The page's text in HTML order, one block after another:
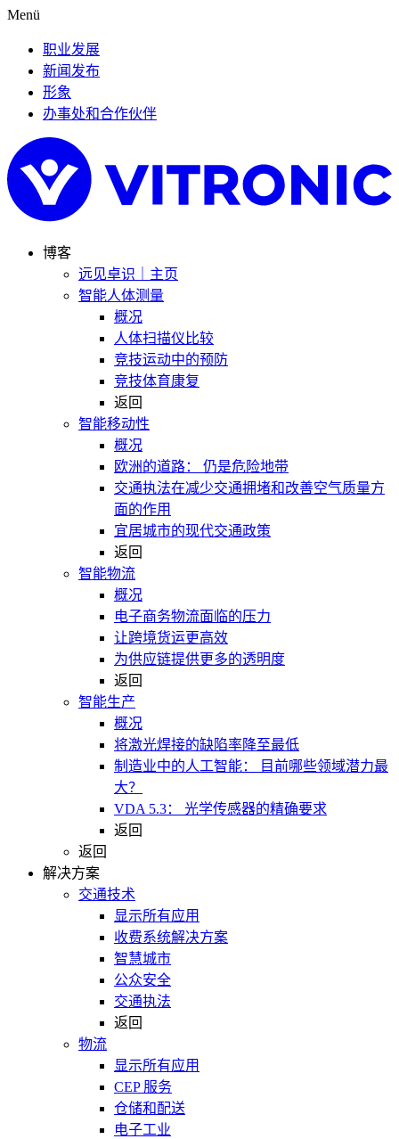
Menü
职业发展
新闻发布
形象
办事处和合作伙伴
博客
远见卓识｜主页
智能人体测量
概况
人体扫描仪比较
竞技运动中的预防
竞技体育康复
返回
智能移动性
概况
欧洲的道路： 仍是危险地带
交通执法在减少交通拥堵和改善空气质量方
面的作用
宜居城市的现代交通政策
返回
智能物流
概况
电子商务物流面临的压力
让跨境货运更高效
为供应链提供更多的透明度
返回
智能生产
概况
将激光焊接的缺陷率降至最低
制造业中的人工智能： 目前哪些领域潜力最
大？
VDA 5.3： 光学传感器的精确要求
返回
返回
解决方案
交通技术
显示所有应用
收费系统解决方案
智慧城市
公众安全
交通执法
返回
物流
显示所有应用
CEP 服务
仓储和配送
电子工业